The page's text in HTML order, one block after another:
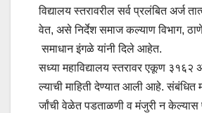
विद्यालय स्तरावरील सर्व प्रलंबित अर्ज
वेत, असे निर्देश समाज कल्याण विभाग,
समाधान इंगळे यांनी दिले आहेत.
सध्या महाविद्यालय स्तरावर एकूण ३१६२
ल्याची माहिती देण्यात आली आहे. संबंधित
र्जांची वेळेत पडताळणी व मंजुरी न केल्यास